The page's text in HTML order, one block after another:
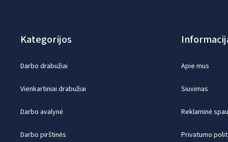
Kategorijos
Darbo drabužiai
Vienkartiniai drabužiai
Darbo avalynė
Darbo pirštinės
Apie mus
Siuvimas
Reklaminė
Privatumo